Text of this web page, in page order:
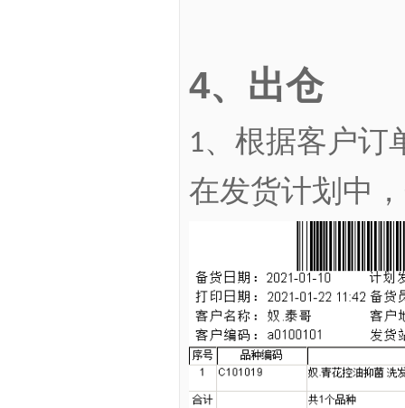
4、 出仓
1、 根据客户订
在发货计划中